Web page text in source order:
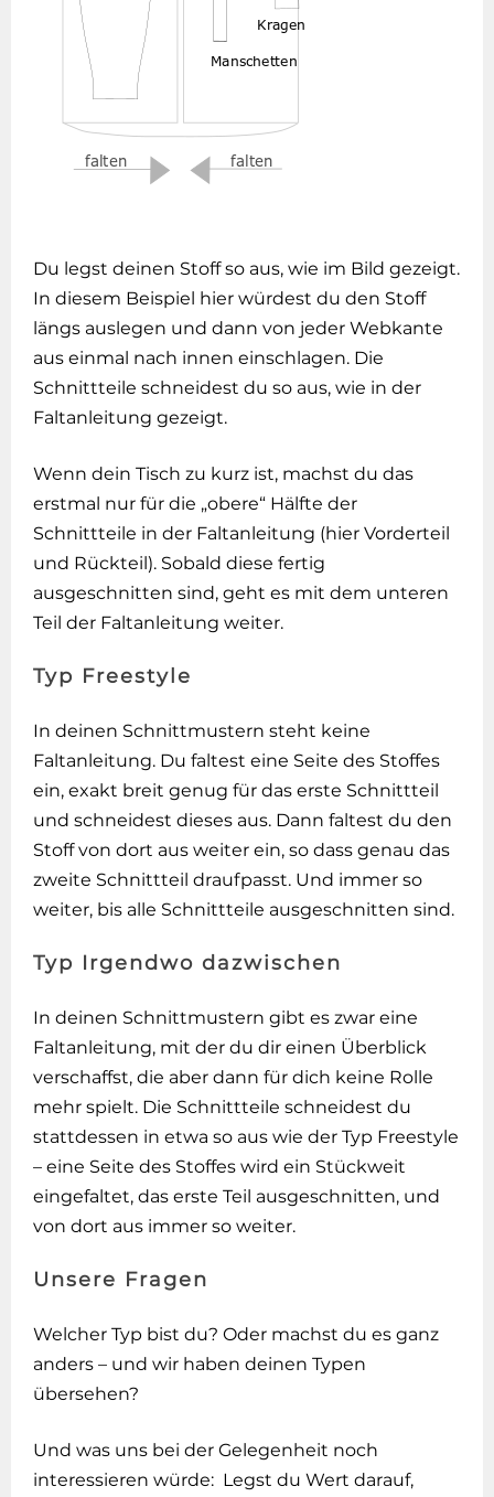
Du legst deinen Stoff so aus, wie im Bild gezeigt.
In diesem Beispiel hier würdest du den Stoff
längs auslegen und dann von jeder Webkante
aus einmal nach innen einschlagen. Die
Schnittteile schneidest du so aus, wie in der
Faltanleitung gezeigt.
Wenn dein Tisch zu kurz ist, machst du das
erstmal nur für die „obere“ Hälfte der
Schnittteile in der Faltanleitung (hier Vorderteil
und Rückteil). Sobald diese fertig
ausgeschnitten sind, geht es mit dem unteren
Teil der Faltanleitung weiter.
Typ Freestyle
In deinen Schnittmustern steht keine
Faltanleitung. Du faltest eine Seite des Stoffes
ein, exakt breit genug für das erste Schnittteil
und schneidest dieses aus. Dann faltest du den
Stoff von dort aus weiter ein, so dass genau das
zweite Schnittteil draufpasst. Und immer so
weiter, bis alle Schnittteile ausgeschnitten sind.
Typ Irgendwo dazwischen
In deinen Schnittmustern gibt es zwar eine
Faltanleitung, mit der du dir einen Überblick
verschaffst, die aber dann für dich keine Rolle
mehr spielt. Die Schnittteile schneidest du
stattdessen in etwa so aus wie der Typ Freestyle
– eine Seite des Stoffes wird ein Stückweit
eingefaltet, das erste Teil ausgeschnitten, und
von dort aus immer so weiter.
Unsere Fragen
Welcher Typ bist du? Oder machst du es ganz
anders – und wir haben deinen Typen
übersehen?
Und was uns bei der Gelegenheit noch
interessieren würde: Legst du Wert darauf,